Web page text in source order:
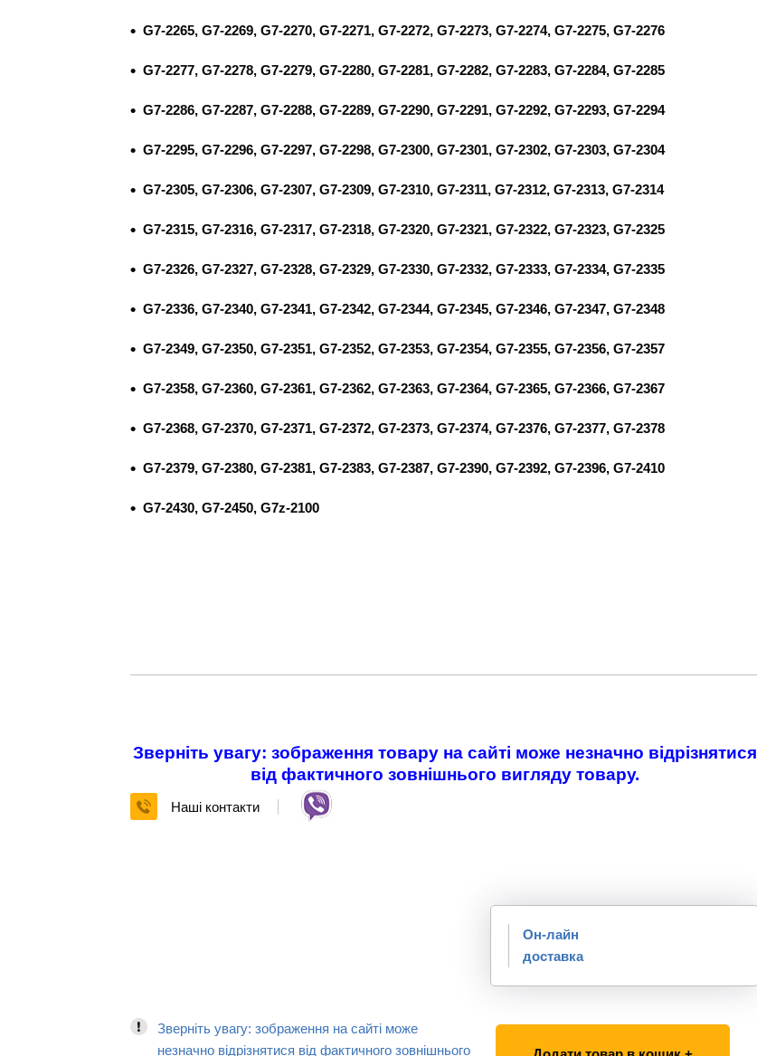
G7-2265, G7-2269, G7-2270, G7-2271, G7-2272, G7-2273, G7-2274, G7-2275, G7-2276
G7-2277, G7-2278, G7-2279, G7-2280, G7-2281, G7-2282, G7-2283, G7-2284, G7-2285
G7-2286, G7-2287, G7-2288, G7-2289, G7-2290, G7-2291, G7-2292, G7-2293, G7-2294
G7-2295, G7-2296, G7-2297, G7-2298, G7-2300, G7-2301, G7-2302, G7-2303, G7-2304
G7-2305, G7-2306, G7-2307, G7-2309, G7-2310, G7-2311, G7-2312, G7-2313, G7-2314
G7-2315, G7-2316, G7-2317, G7-2318, G7-2320, G7-2321, G7-2322, G7-2323, G7-2325
G7-2326, G7-2327, G7-2328, G7-2329, G7-2330, G7-2332, G7-2333, G7-2334, G7-2335
G7-2336, G7-2340, G7-2341, G7-2342, G7-2344, G7-2345, G7-2346, G7-2347, G7-2348
G7-2349, G7-2350, G7-2351, G7-2352, G7-2353, G7-2354, G7-2355, G7-2356, G7-2357
G7-2358, G7-2360, G7-2361, G7-2362, G7-2363, G7-2364, G7-2365, G7-2366, G7-2367
G7-2368, G7-2370, G7-2371, G7-2372, G7-2373, G7-2374, G7-2376, G7-2377, G7-2378
G7-2379, G7-2380, G7-2381, G7-2383, G7-2387, G7-2390, G7-2392, G7-2396, G7-2410
G7-2430, G7-2450, G7z-2100
Зверніть увагу: зображення товару на сайті може незначно відрізнятися
від фактичного зовнішнього вигляду товару.
Наші контакти
Он-лайн
доставка
Зверніть увагу: зображення на сайті може
незначно відрізнятися від фактичного зовнішнього